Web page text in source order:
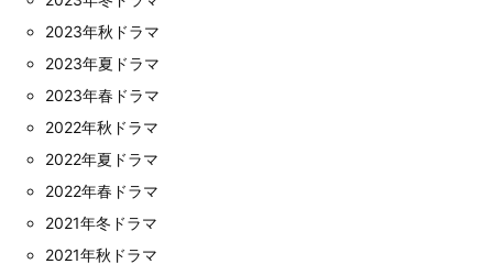
2023年秋ドラマ
2023年夏ドラマ
2023年春ドラマ
2022年秋ドラマ
2022年夏ドラマ
2022年春ドラマ
2021年冬ドラマ
2021年秋ドラマ